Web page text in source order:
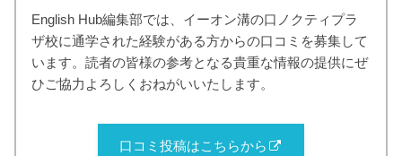
English Hub編集部では、イーオン溝の口ノクティプラ
ザ校に通学された経験がある方からの口コミを募集して
います。読者の皆様の参考となる貴重な情報の提供にぜ
ひご協力よろしくおねがいいたします。
口コミ投稿はこちらから